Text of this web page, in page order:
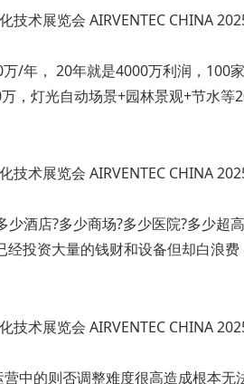
/年， 20年就是4000万利润，100
，灯光自动场景+园林景观+节水
酒店?多少商场?多少医院?多少超
投资大量的钱财和设备但却白浪
中的则否调整难度很高造成根本无